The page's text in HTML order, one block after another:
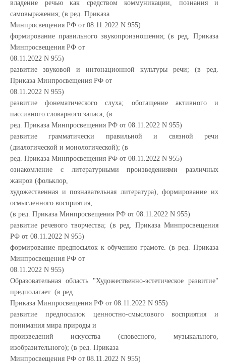
владение речью как средством коммуникации, познания и
самовыражения; (в ред. Приказа
Минпросвещения РФ от 08.11.2022 N 955)
формирование правильного звукопроизношения; (в ред. Приказа
Минпросвещения РФ от
08.11.2022 N 955)
развитие звуковой и интонационной культуры речи; (в ред.
Приказа Минпросвещения РФ от
08.11.2022 N 955)
развитие фонематического слуха; обогащение активного и
пассивного словарного запаса; (в
ред. Приказа Минпросвещения РФ от 08.11.2022 N 955)
развитие грамматически правильной и связной речи
(диалогической и монологической); (в
ред. Приказа Минпросвещения РФ от 08.11.2022 N 955)
ознакомление с литературными произведениями различных
жанров (фольклор,
художественная и познавательная литература), формирование их
осмысленного восприятия;
(в ред. Приказа Минпросвещения РФ от 08.11.2022 N 955)
развитие речевого творчества; (в ред. Приказа Минпросвещения
РФ от 08.11.2022 N 955)
формирование предпосылок к обучению грамоте. (в ред. Приказа
Минпросвещения РФ от
08.11.2022 N 955)
Образовательная область "Художественно-эстетическое развитие"
предполагает: (в ред.
Приказа Минпросвещения РФ от 08.11.2022 N 955)
развитие предпосылок ценностно-смыслового восприятия и
понимания мира природы и
произведений искусства (словесного, музыкального,
изобразительного); (в ред. Приказа
Минпросвещения РФ от 08.11.2022 N 955)